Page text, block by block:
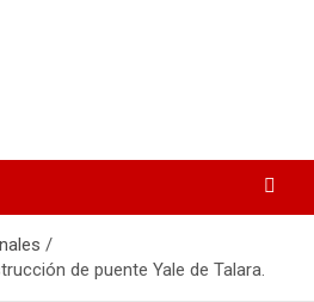
de puente Yale de Talara.